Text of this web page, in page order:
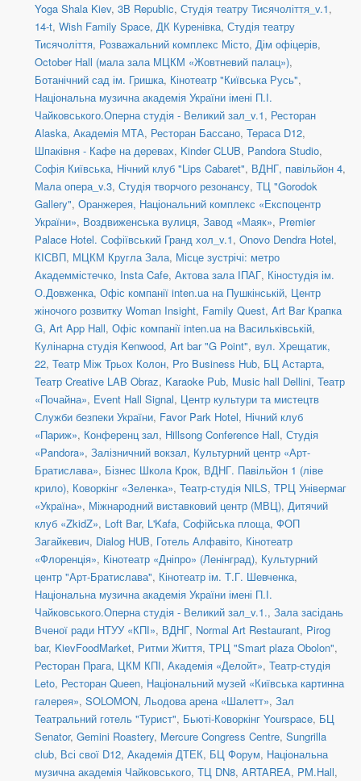
Yoga Shala Kiev, 3B Republic, Студія театру Тисячоліття_v.1,
14-t, Wish Family Space, ДК Куренівка, Студія театру
Тисячоліття, Розважальний комплекс Місто, Дім офіцерів,
October Hall (мала зала МЦКМ «Жовтневий палац»),
Ботанічний сад ім. Гришка, Кінотеатр "Київська Русь",
Національна музична академія України імені П.І.
Чайковського.Оперна студія - Великий зал_v.1, Ресторан
Alaska, Академія МТА, Ресторан Бассано, Тераса D12,
Шпаківня - Кафе на деревах, Kinder CLUB, Pandora Studio,
Софія Київська, Нічний клуб "Lips Cabaret", ВДНГ, павільйон 4,
Мала опера_v.3, Студія творчого резонансу, ТЦ "Gorodok
Gallery", Оранжерея, Національний комплекс «Експоцентр
України», Воздвиженська вулиця, Завод «Маяк», Premier
Palace Hotel. Софіївський Гранд хол_v.1, Onovo Dendra Hotel,
КІСВП, МЦКМ Кругла Зала, Місце зустрічі: метро
Академмістечко, Insta Cafe, Актова зала ІПАГ, Кіностудія ім.
О.Довженка, Офіс компанії inten.ua на Пушкінській, Центр
жіночого розвитку Woman Insight, Family Quest, Art Bar Крапка
G, Art App Hall, Офіс компанії inten.ua на Васильківській,
Кулінарна студія Kenwood, Art bar "G Point", вул. Хрещатик,
22, Театр Між Трьох Колон, Pro Business Hub, БЦ Астарта,
Театр Creative LAB Obraz, Karaoke Pub, Music hall Dellini, Театр
«Почайна», Event Hall Signal, Центр культури та мистецтв
Служби безпеки України, Favor Park Hotel, Нічний клуб
«Париж», Конференц зал, Hillsong Conference Hall, Студія
«Pandora», Залізничний вокзал, Культурний центр «Арт-
Братислава», Бізнес Школа Крок, ВДНГ. Павільйон 1 (ліве
крило), Коворкінг «Зеленка», Театр-студія NILS, ТРЦ Універмаг
«Україна», Міжнародний виставковий центр (МВЦ), Дитячий
клуб «ZkidZ», Loft Bar, L'Kafa, Софійська площа, ФОП
Загайкевич, Dialog HUB, Готель Алфавіто, Кінотеатр
«Флоренція», Кінотеатр «Дніпро» (Ленінград), Культурний
центр "Арт-Братислава", Кінотеатр ім. Т.Г. Шевченка,
Національна музична академія України імені П.І.
Чайковського.Оперна студія - Великий зал_v.1., Зала засідань
Вченої ради НТУУ «КПІ», ВДНГ, Normal Art Restaurant, Pirog
bar, KievFoodMarket, Ритми Життя, ТРЦ "Smart plaza Obolon",
Ресторан Прага, ЦКМ КПІ, Академія «Делойт», Театр-студія
Leto, Ресторан Queen, Національний музей «Київська картинна
галерея», SOLOMON, Льодова арена «Шалетт», Зал
Театральний готель "Турист", Бьюті-Коворкінг Yourspace, БЦ
Senator, Gemini Roastery, Mercure Congress Centre, Sungrilla
club, Всі свої D12, Академія ДТЕК, БЦ Форум, Національна
музична академія Чайковського, ТЦ DN8, ARTAREA, PM.Hall,